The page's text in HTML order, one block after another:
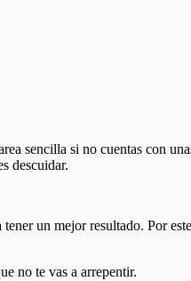
sencilla si no cuentas con
descuidar.
un mejor resultado. Por
no te vas a arrepentir.